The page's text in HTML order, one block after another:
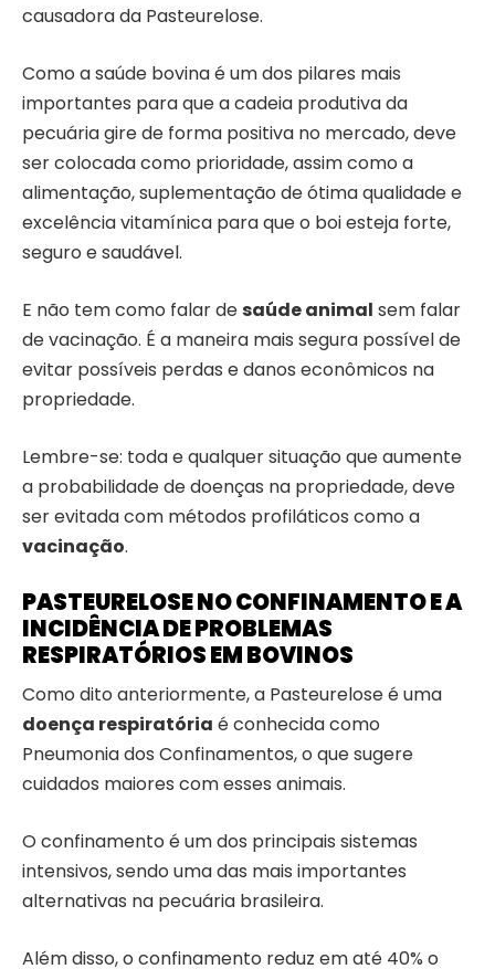
causadora da Pasteurelose.
Como a saúde bovina é um dos pilares mais
importantes para que a cadeia produtiva da
pecuária gire de forma positiva no mercado, deve
ser colocada como prioridade, assim como a
alimentação, suplementação de ótima qualidade e
excelência vitamínica para que o boi esteja forte,
seguro e saudável.
E não tem como falar desaúde animal sem falar
de vacinação. É a maneira mais segura possível de
evitar possíveis perdas e danos econômicos na
propriedade.
Lembre-se: toda e qualquer situação que aumente
a probabilidade de doenças na propriedade, deve
ser evitada com métodos profiláticos como a
vacinação.
PASTEURELOSE NO CONFINAMENTO E A
INCIDÊNCIA DE PROBLEMAS
RESPIRATÓRIOSEM BOVINOS
Como dito anteriormente, a Pasteurelose é uma
doença respiratória é conhecida como
Pneumonia dos Confinamentos, o que sugere
cuidados maiores com esses animais.
O confinamento é um dos principais sistemas
intensivos, sendo uma das mais importantes
alternativas na pecuária brasileira.
Além disso, o confinamento reduz em até 40% o